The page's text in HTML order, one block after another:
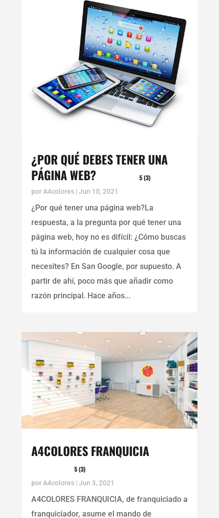
¿POR QUÉ DEBES TENER UNA
PÁGINA WEB?
5 (3)
porA4colores| Jun 10, 2021
¿Por qué tener una página web?La
respuesta, a la pregunta por qué tener una
página web, hoy no es difícil: ¿Cómo buscas
tú la información de cualquier cosa que
necesites? En San Google, por supuesto. A
partir de ahí, poco más que añadir como
razón principal. Hace años...
A4COLORES FRANQUICIA
5 (3)
porA4colores| Jun 3, 2021
A4COLORES FRANQUICIA, de franquiciado a
franquiciador, asume el mando de